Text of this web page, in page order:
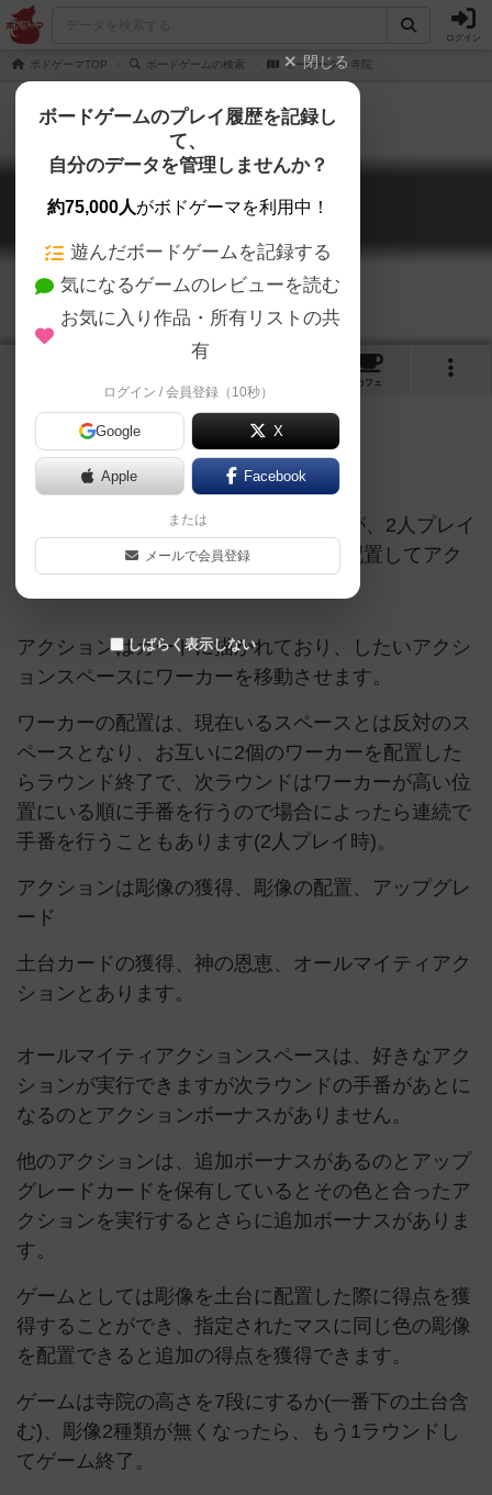
ログイン
ボドゲーマTOP ボードゲームの検索 ミーナークシ寺院
ミーナークシ寺院
Meenakshi Temple
カフェ
神の彫像を積み上げて寺院を建設。
3人〜4人プレイ時はワーカーは1人だが、2人プレイ
時は2ワーカーを使用し、ワーカーを配置してアク
ションを実行する。
アクションはカードに描かれており、したいアクシ
ョンスペースにワーカーを移動させます。
ワーカーの配置は、現在いるスペースとは反対のス
ペースとなり、お互いに2個のワーカーを配置した
らラウンド終了で、次ラウンドはワーカーが高い位
置にいる順に手番を行うので場合によったら連続で
手番を行うこともあります(2人プレイ時)。
アクションは彫像の獲得、彫像の配置、アップグレ
ード
土台カードの獲得、神の恩恵、オールマイティアク
ションとあります。
オールマイティアクションスペースは、好きなアク
ションが実行できますが次ラウンドの手番があとに
なるのとアクションボーナスがありません。
他のアクションは、追加ボーナスがあるのとアップ
グレードカードを保有しているとその色と合ったア
クションを実行するとさらに追加ボーナスがありま
す。
ゲームとしては彫像を土台に配置した際に得点を獲
得することができ、指定されたマスに同じ色の彫像
を配置できると追加の得点を獲得できます。
ゲームは寺院の高さを7段にするか(一番下の土台含
む)、彫像2種類が無くなったら、もう1ラウンドし
てゲーム終了。
閉じる
ボードゲームのプレイ履歴を記録し
て、
自分のデータを管理しませんか？
約75,000人がボドゲーマを利用中！
遊んだボードゲームを記録する
気になるゲームのレビューを読む
お気に入り作品・所有リストの共
有
ログイン / 会員登録（10秒）
Google X
Apple Facebook
または
メールで会員登録
しばらく表示しない